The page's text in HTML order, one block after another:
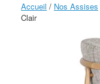
Accueil / Nos Assises
Clair